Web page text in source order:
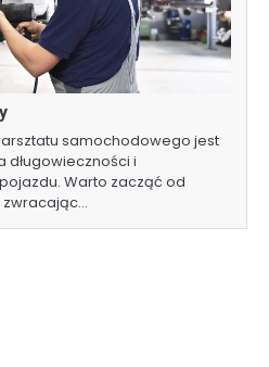
samochodowego jest
długowieczności i
Warto zacząć od
zwracając…